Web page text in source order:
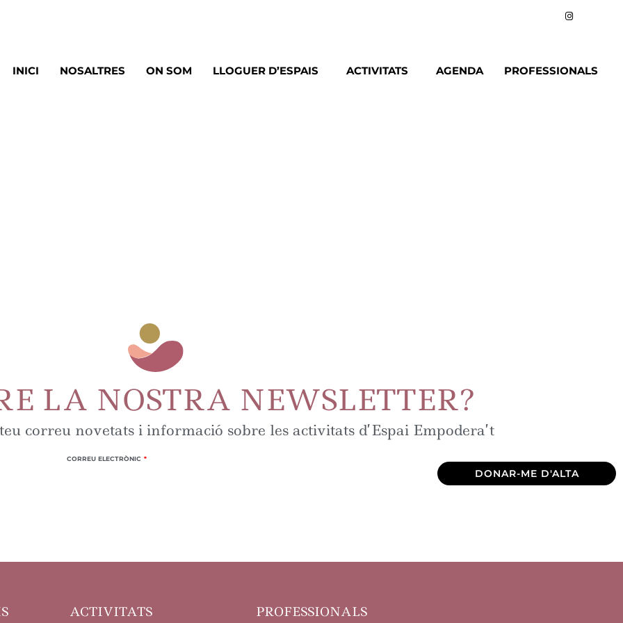
INICI NOSALTRES ON SOM LLOGUER D’ESPAIS ACTIVITATS AGENDA PROFESSIONALS
LA NOSTRA NEWSLETTER?
correu novetats i informació sobre les activitats d’Espai Empodera’t
CORREU ELECTRÒNIC
DONAR-ME D'ALTA
ACTIVITATS PROFESSIONALS